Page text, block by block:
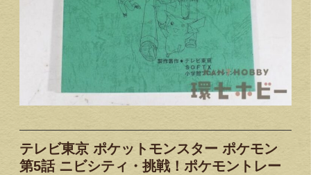
テレビ東京 ポケットモンスター ポケモン
第5話 ニビシティ・挑戦！ポケモントレー